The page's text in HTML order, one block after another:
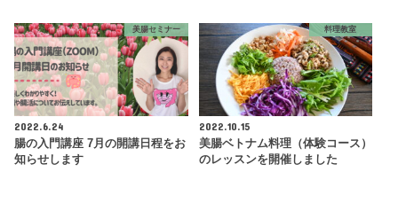
美腸セミナー
2022.6.24
腸の入門講座 7月の開講日程をお
知らせします
料理教室
2022.10.15
美腸ベトナム料理（体験コース）
のレッスンを開催しました